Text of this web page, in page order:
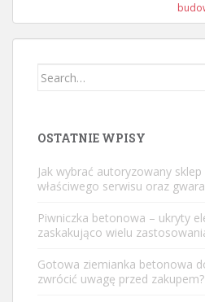
Search
OSTATNIE WPISY
Jak wybrać autoryzowany
właściwego serwisu oraz
Piwniczka betonowa – ukryty
zaskakująco wielu
Gotowa ziemianka betonowa
zwrócić uwagę przed zakupem?